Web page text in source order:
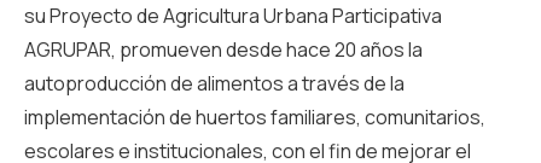
su Proyecto de Agricultura Urbana Participativa
AGRUPAR, promueven desde hace 20 años la
autoproducción de alimentos a través de la
implementación de huertos familiares, comunitarios,
escolares e institucionales, con el fin de mejorar el